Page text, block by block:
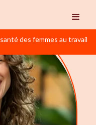
des femmes au travail